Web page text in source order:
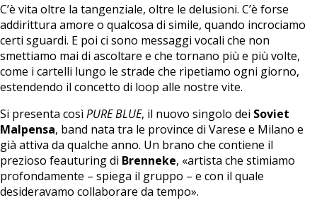
C’è vita oltre la tangenziale, oltre le delusioni. C’è forse
addirittura amore o qualcosa di simile, quando incrociamo
certi sguardi. E poi ci sono messaggi vocali che non
smettiamo mai di ascoltare e che tornano più e più volte,
come i cartelli lungo le strade che ripetiamo ogni giorno,
estendendo il concetto di loop alle nostre vite.
Si presenta cosìPURE BLUE, il nuovo singolo dei Soviet
Malpensa, band nata tra le province di Varese e Milano e
già attiva da qualche anno. Un brano che contiene il
prezioso feauturing di Brenneke, «artista che stimiamo
profondamente – spiega il gruppo – e con il quale
desideravamo collaborare da tempo».